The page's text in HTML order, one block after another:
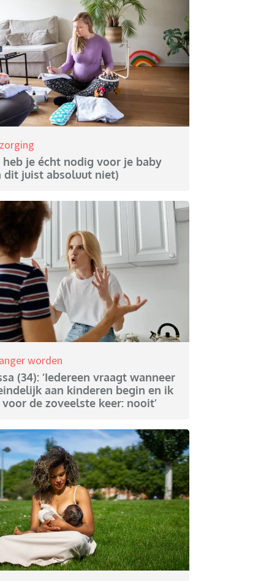
heb je écht nodig voor je baby
dit juist absoluut niet)
worden
(34): ‘Iedereen vraagt wanneer
aan kinderen begin en ik
voor de zoveelste keer: nooit’